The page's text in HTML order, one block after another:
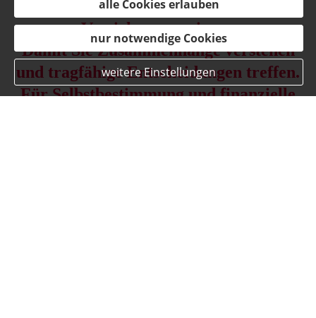
zu wichtigem Finanz- und
Versicherungswissen.
Damit Sie Zusammenhänge verstehen
und tragfähige Entscheidungen treffen.
Für Selbstbestimmung und finanzielle
alle Cookies erlauben
nur notwendige Cookies
weitere Einstellungen